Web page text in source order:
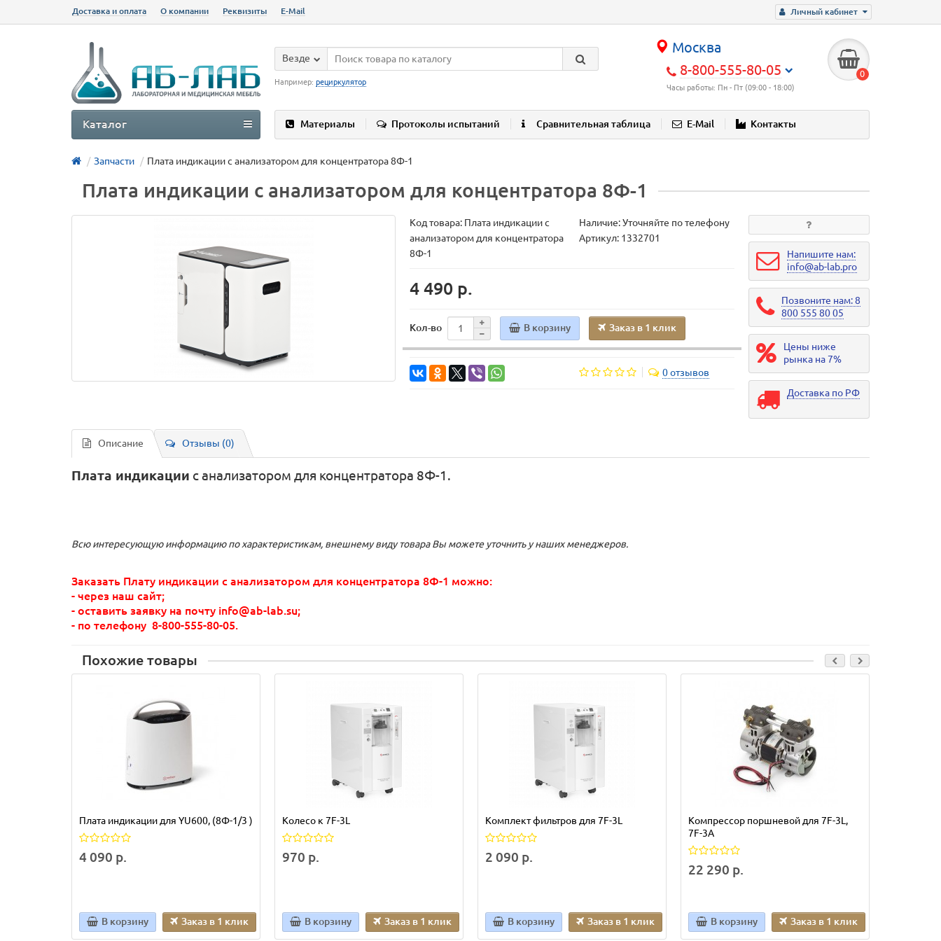
Личный кабинет
Доставка и оплата О компании Реквизиты E-Mail
Москва
8-800-555-80-05
Часы работы: Пн - Пт (09:00 - 18:00)
0
Везде
Например: рециркулятор
Материалы Протоколы испытаний Сравнительная таблица E-Mail Контакты
Каталог
Запчасти Плата индикации с анализатором для концентратора 8Ф-1
Плата индикации с анализатором для концентратора 8Ф-1
Код товара: Плата индикации с
анализатором для концентратора
8Ф-1
Наличие: Уточняйте по телефону
Артикул: 1332701
4 490 р.
Кол-во В корзину Заказ в 1 клик
0 отзывов
Напишите нам:
info@ab-lab.pro
Позвоните нам: 8
800 555 80 05
Цены ниже
рынка на 7%
Доставка по РФ
Описание Отзывы (0)
Плата индикации с анализатором для концентратора 8Ф-1.
Всю интересующую информацию по характеристикам, внешнему виду товара Вы можете уточнить у наших менеджеров.
Заказать Плату индикации с анализатором для концентратора 8Ф-1 можно:
- через наш сайт;
- оставить заявку на почту info@ab-lab.su;
- по телефону 8-800-555-80-05.
Похожие товары
Плата индикации для YU600, (8Ф-1/3 )
4 090 р.
В корзину Заказ в 1 клик
Колесо к 7F-3L
970 р.
В корзину Заказ в 1 клик
Комплект фильтров для 7F-3L
2 090 р.
В корзину Заказ в 1 клик
Компрессор поршневой для 7F-3L,
7F-3A
22 290 р.
В корзину Заказ в 1 клик